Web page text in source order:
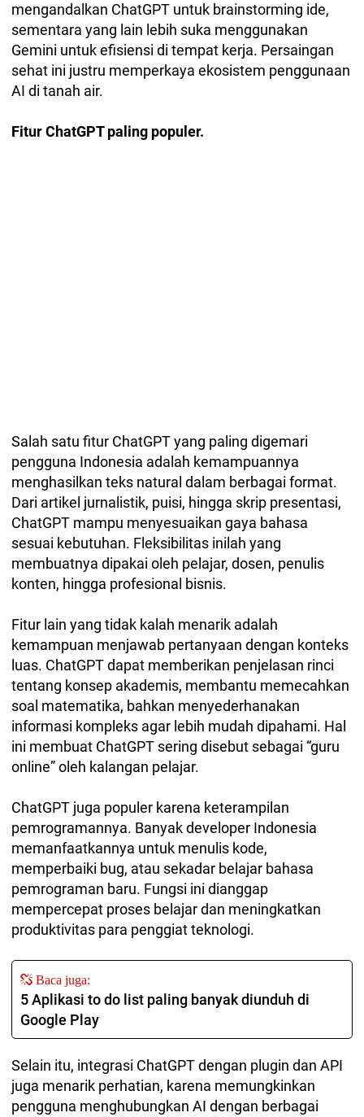
mengandalkan ChatGPT untuk brainstorming ide,
sementara yang lain lebih suka menggunakan
Gemini untuk efisiensi di tempat kerja. Persaingan
sehat ini justru memperkaya ekosistem penggunaan
AI di tanah air.
Fitur ChatGPT paling populer.
Salah satu fitur ChatGPT yang paling digemari
pengguna Indonesia adalah kemampuannya
menghasilkan teks natural dalam berbagai format.
Dari artikel jurnalistik, puisi, hingga skrip presentasi,
ChatGPT mampu menyesuaikan gaya bahasa
sesuai kebutuhan. Fleksibilitas inilah yang
membuatnya dipakai oleh pelajar, dosen, penulis
konten, hingga profesional bisnis.
Fitur lain yang tidak kalah menarik adalah
kemampuan menjawab pertanyaan dengan konteks
luas. ChatGPT dapat memberikan penjelasan rinci
tentang konsep akademis, membantu memecahkan
soal matematika, bahkan menyederhanakan
informasi kompleks agar lebih mudah dipahami. Hal
ini membuat ChatGPT sering disebut sebagai “guru
online” oleh kalangan pelajar.
ChatGPT juga populer karena keterampilan
pemrogramannya. Banyak developer Indonesia
memanfaatkannya untuk menulis kode,
memperbaiki bug, atau sekadar belajar bahasa
pemrograman baru. Fungsi ini dianggap
mempercepat proses belajar dan meningkatkan
produktivitas para penggiat teknologi.
Baca juga:
5 Aplikasi to do list paling banyak diunduh di
Google Play
Selain itu, integrasi ChatGPT dengan plugin dan API
juga menarik perhatian, karena memungkinkan
pengguna menghubungkan AI dengan berbagai